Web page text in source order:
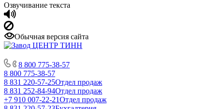
Озвучивание текста
Обычная версия сайта
8 800 775-38-57
8 800 775-38-57
8 831 220-57-25Отдел продаж
8 831 252-84-94Отдел продаж
+7 910 007-22-21Отдел продаж